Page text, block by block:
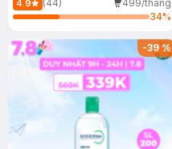
4.9 (44)
499/tháng
34%
-39%